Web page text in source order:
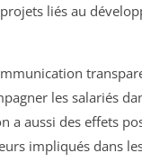
liés au
les salariés
a aussi des effets
impliqués dans